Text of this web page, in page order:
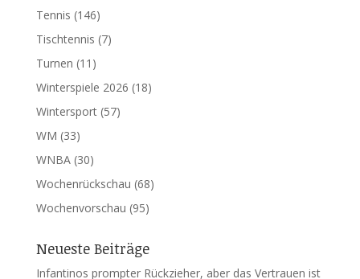
Tennis (146)
Tischtennis (7)
Turnen (11)
Winterspiele 2026 (18)
Wintersport(57)
WM (33)
WNBA(30)
Wochenrückschau (68)
Wochenvorschau (95)
Neueste Beiträge
Infantinos prompter Rückzieher, aber das Vertrauen ist